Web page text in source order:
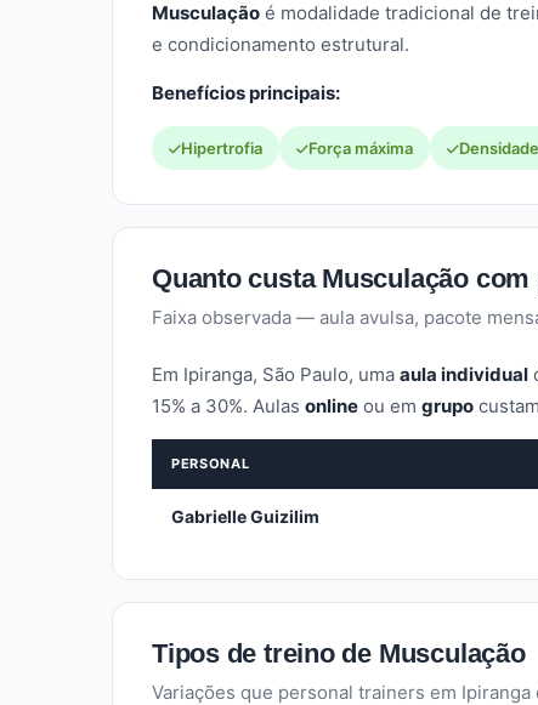
Musculação é modalidade tradicional de
e condicionamento estrutural.
Benefícios principais:
Hipertrofia Força máxima
Quanto custa Musculação
Faixa observada — aula avulsa, pacote
Em Ipiranga, São Paulo, uma aula individual
15% a 30%. Aulas online ou em grupo
PERSONAL
Gabrielle Guizilim
Tipos de treino de Musculação
Variações que personal trainers em Ipiranga